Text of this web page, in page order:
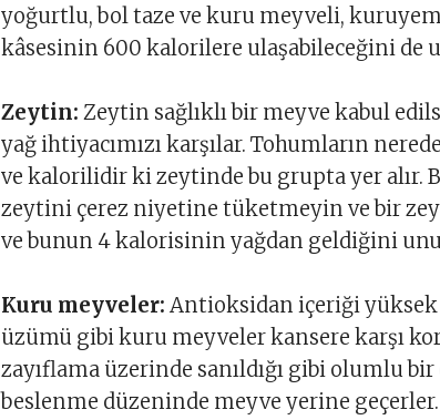
yoğurtlu, bol taze ve kuru meyveli,
kâsesinin 600 kalorilere ulaşabileceğini de
Zeytin: Zeytin sağlıklı bir meyve kabul
yağ ihtiyacımızı karşılar. Tohumların
ve kalorilidir ki zeytinde bu grupta yer alır.
zeytini çerez niyetine tüketmeyin ve bir
ve bunun 4 kalorisinin yağdan geldiğini
Kuru meyveler: Antioksidan içeriği
üzümü gibi kuru meyveler kansere karşı
zayıflama üzerinde sanıldığı gibi olumlu
beslenme düzeninde meyve yerine geçerler.